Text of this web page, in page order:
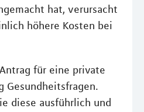
hat, verursacht
höhere Kosten bei
für eine private
Gesundheitsfragen.
diese ausführlich und